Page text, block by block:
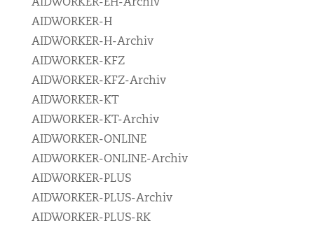
AIDWORKER-EH-Archiv
AIDWORKER-H
AIDWORKER-H-Archiv
AIDWORKER-KFZ
AIDWORKER-KFZ-Archiv
AIDWORKER-KT
AIDWORKER-KT-Archiv
AIDWORKER-ONLINE
AIDWORKER-ONLINE-Archiv
AIDWORKER-PLUS
AIDWORKER-PLUS-Archiv
AIDWORKER-PLUS-RK